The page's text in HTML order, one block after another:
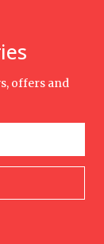
offers and